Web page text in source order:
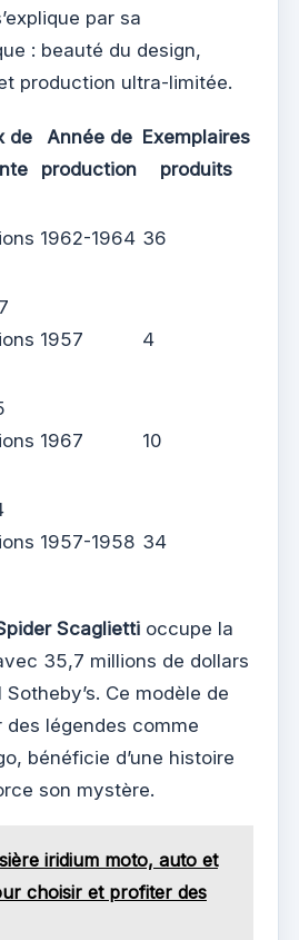
par sa
: beauté du design,
production ultra-limitée.
de
Année de
production
Exemplaires
produits
1962-1964 36
1957 4
1967 10
1957-1958 34
Scaglietti occupe la
35,7 millions de dollars
Ce modèle de
légendes comme
bénéficie d’une histoire
son mystère.
iridium moto, auto et
choisir et profiter des